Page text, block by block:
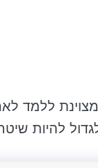
מצוינת ללמד
להיות